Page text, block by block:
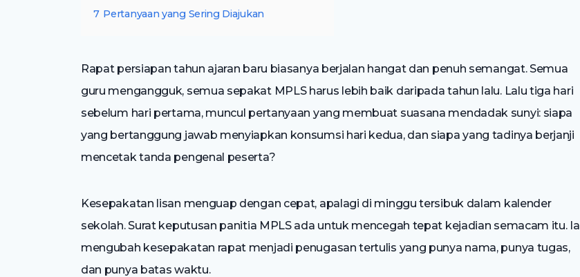
7 Pertanyaan yang Sering Diajukan
Rapat persiapan tahun ajaran baru biasanya berjalan hangat dan penuh semangat. Semua
guru mengangguk, semua sepakat MPLS harus lebih baik daripada tahun lalu. Lalu tiga hari
sebelum hari pertama, muncul pertanyaan yang membuat suasana mendadak sunyi: siapa
yang bertanggung jawab menyiapkan konsumsi hari kedua, dan siapa yang tadinya berjanji
mencetak tanda pengenal peserta?
Kesepakatan lisan menguap dengan cepat, apalagi di minggu tersibuk dalam kalender
sekolah. Surat keputusan panitia MPLS ada untuk mencegah tepat kejadian semacam itu. Ia
mengubah kesepakatan rapat menjadi penugasan tertulis yang punya nama, punya tugas,
dan punya batas waktu.